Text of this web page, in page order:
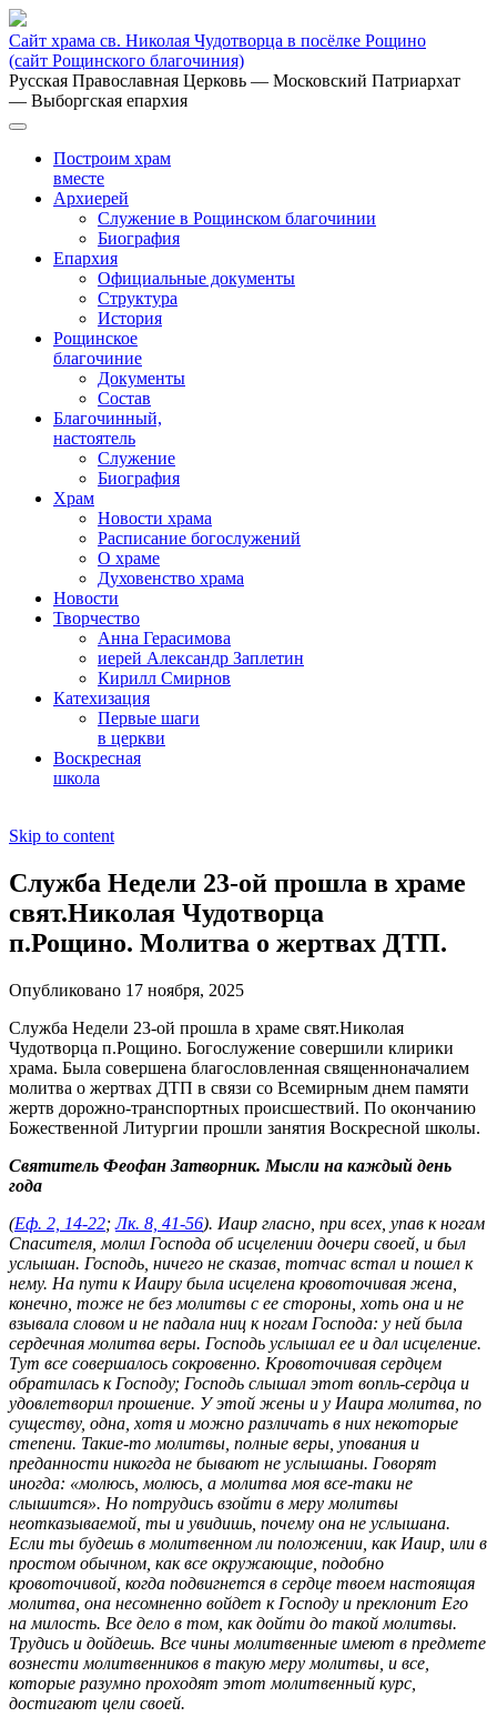
Сайт храма св. Николая Чудотворца в посёлке Рощино
(сайт Рощинского благочиния)
Русская Православная Церковь — Московский Патриархат
— Выборгская епархия
Построим храм
вместе
Архиерей
Служение в Рощинском благочинии
Биография
Епархия
Официальные документы
Структура
История
Рощинское
благочиние
Документы
Состав
Благочинный,
настоятель
Служение
Биография
Храм
Новости храма
Расписание богослужений
О храме
Духовенство храма
Новости
Творчество
Анна Герасимова
иерей Александр Заплетин
Кирилл Смирнов
Катехизация
Первые шаги
в церкви
Воскресная
школа
Skip to content
Служба Недели 23-ой прошла в храме
свят.Николая Чудотворца
п.Рощино. Молитва о жертвах ДТП.
Опубликовано 17 ноября, 2025
Служба Недели 23-ой прошла в храме свят.Николая
Чудотворца п.Рощино. Богослужение совершили клирики
храма. Была совершена благословленная священноначалием
молитва о жертвах ДТП в связи со Всемирным днем памяти
жертв дорожно-транспортных происшествий. По окончанию
Божественной Литургии прошли занятия Воскресной школы.
Святитель Феофан Затворник. Мысли на каждый день
года
(Еф. 2, 14-22;Лк. 8, 41-56). Иаир гласно, при всех, упав к ногам
Спасителя, молил Господа об исцелении дочери своей, и был
услышан. Господь, ничего не сказав, тотчас встал и пошел к
нему. На пути к Иаиру была исцелена кровоточивая жена,
конечно, тоже не без молитвы с ее стороны, хоть она и не
взывала словом и не падала ниц к ногам Господа: у ней была
сердечная молитва веры. Господь услышал ее и дал исцеление.
Тут все совершалось сокровенно. Кровоточивая сердцем
обратилась к Господу; Господь слышал этот вопль-сердца и
удовлетворил прошение. У этой жены и у Иаира молитва, по
существу, одна, хотя и можно различать в них некоторые
степени. Такие-то молитвы, полные веры, упования и
преданности никогда не бывают не услышаны. Говорят
иногда: «молюсь, молюсь, а молитва моя все-таки не
слышится». Но потрудись взойти в меру молитвы
неотказываемой, ты и увидишь, почему она не услышана.
Если ты будешь в молитвенном ли положении, как Иаир, или в
простом обычном, как все окружающие, подобно
кровоточивой, когда подвигнется в сердце твоем настоящая
молитва, она несомненно войдет к Господу и преклонит Его
на милость. Все дело в том, как дойти до такой молитвы.
Трудись и дойдешь. Все чины молитвенные имеют в предмете
вознести молитвенников в такую меру молитвы, и все,
которые разумно проходят этот молитвенный курс,
достигают цели своей.